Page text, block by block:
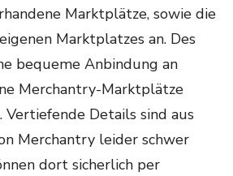
Marktplätze, sowie die
Marktplatzes an. Des
bequeme Anbindung an
Merchantry-Marktplätze
Details sind aus
Merchantry leider schwer
dort sicherlich per